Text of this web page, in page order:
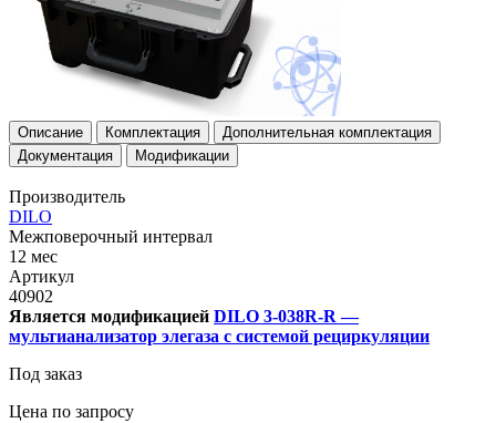
Описание Комплектация
Дополнительная комплектация
Документация
Модификации
Производитель
DILO
Межповерочный интервал
12 мес
Артикул
40902
Является модификацией DILO 3-038R-R —
мультианализатор элегаза с системой рециркуляции
Под заказ
Цена по запросу